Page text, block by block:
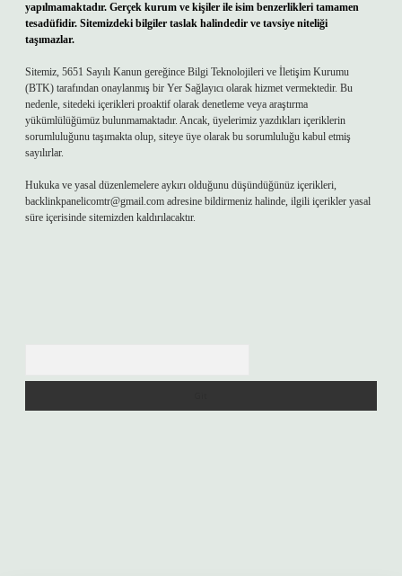
yapılmamaktadır. Gerçek kurum ve kişiler ile isim benzerlikleri tamamen
tesadüfidir. Sitemizdeki bilgiler taslak halindedir ve tavsiye niteliği
taşımazlar.
Sitemiz, 5651 Sayılı Kanun gereğince Bilgi Teknolojileri ve İletişim Kurumu
(BTK) tarafından onaylanmış bir Yer Sağlayıcı olarak hizmet vermektedir. Bu
nedenle, sitedeki içerikleri proaktif olarak denetleme veya araştırma
yükümlülüğümüz bulunmamaktadır. Ancak, üyelerimiz yazdıkları içeriklerin
sorumluluğunu taşımakta olup, siteye üye olarak bu sorumluluğu kabul etmiş
sayılırlar.
Hukuka ve yasal düzenlemelere aykırı olduğunu düşündüğünüz içerikleri,
backlinkpanelicomtr@gmail.com adresine bildirmeniz halinde, ilgili içerikler yasal
süre içerisinde sitemizden kaldırılacaktır.